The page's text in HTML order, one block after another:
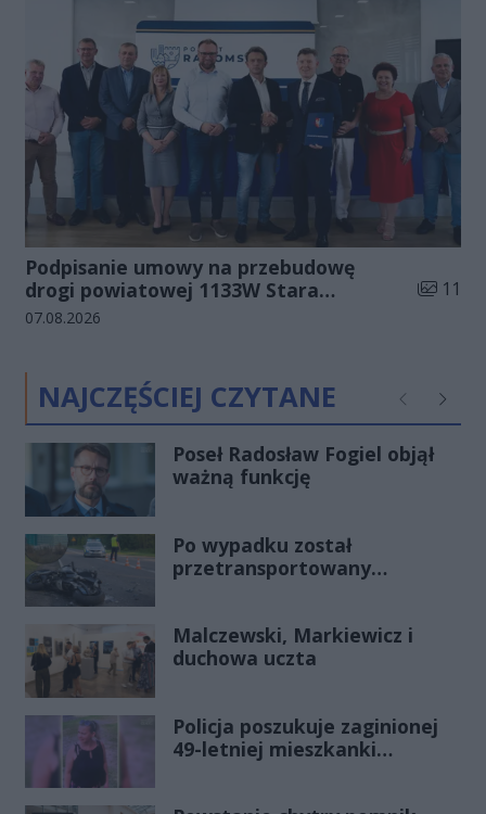
Podpisanie umowy na przebudowę
drogi powiatowej 1133W Stara
Błotnica - Jedlanka (zdjęcia)
Liczba
11
Data dodania galerii:
07.08.2026
NAJCZĘŚCIEJ CZYTANE Poprzednie
Poseł Radosław Fogiel objął
ważną funkcję
Po wypadku został
przetransportowany
Malczewski, Markiewicz i
duchowa uczta
Policja poszukuje zaginionej
49-letniej mieszkanki